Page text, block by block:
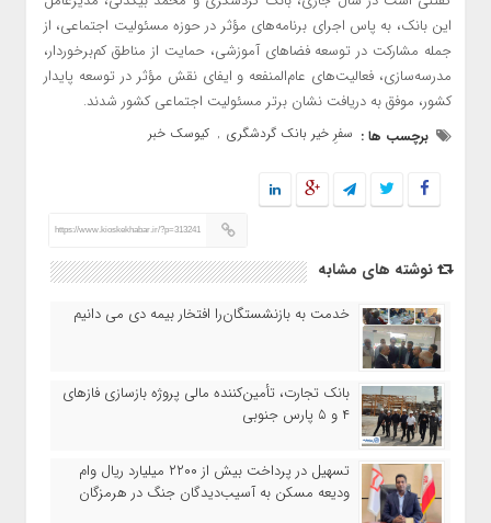
این بانک، به پاس اجرای برنامه‌های مؤثر در حوزه مسئولیت اجتماعی، از
جمله مشارکت در توسعه فضاهای آموزشی، حمایت از مناطق کم‌برخوردار،
مدرسه‌سازی، فعالیت‌های عام‌المنفعه و ایفای نقش مؤثر در توسعه پایدار
کشور، موفق به دریافت نشان برتر مسئولیت اجتماعی کشور شدند.
برچسب ها : سفرِ خیر بانک گردشگری , کیوسک خبر
https://www.kioskekhabar.ir/?p=313241
نوشته های مشابه
خدمت به بازنشستگان‌را افتخار بیمه دی می دانیم
بانک تجارت، تأمین‌کننده مالی پروژه بازسازی فازهای
۴ و ۵ پارس جنوبی
تسهیل در پرداخت بیش از ۲۲۰۰ میلیارد ریال وام
ودیعه مسکن به آسیب‌دیدگان جنگ در هرمزگان